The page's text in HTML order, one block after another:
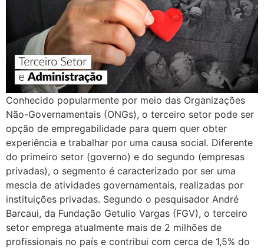
Conhecido popularmente por meio das Organizações
Não-Governamentais (ONGs), o terceiro setor pode ser
opção de empregabilidade para quem quer obter
experiência e trabalhar por uma causa social. Diferente
do primeiro setor (governo) e do segundo (empresas
privadas), o segmento é caracterizado por ser uma
mescla de atividades governamentais, realizadas por
instituições privadas. Segundo o pesquisador André
Barcaui, da Fundação Getulio Vargas (FGV), o terceiro
setor emprega atualmente mais de 2 milhões de
profissionais no país e contribui com cerca de 1,5% do